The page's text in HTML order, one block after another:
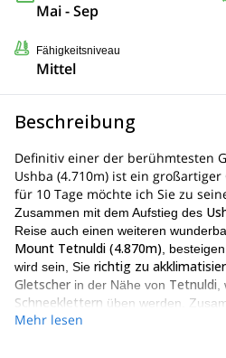
Mai - Sep
Fähigkeitsniveau
Mittel
Beschreibung
Definitiv einer der berühmtesten
Ushba (4.710m) ist ein
für 10 Tage möchte ich Sie zu
Zusammen mit dem Aufstieg des
Reise auch einen weiteren
Mount Tetnuldi (4.870m) ,
wird sein, Sie richtig zu
Gletscher in der Nähe von Tetnuldi
Schneeklettern üben werden.
und dem Gletscher
Mehr lesen